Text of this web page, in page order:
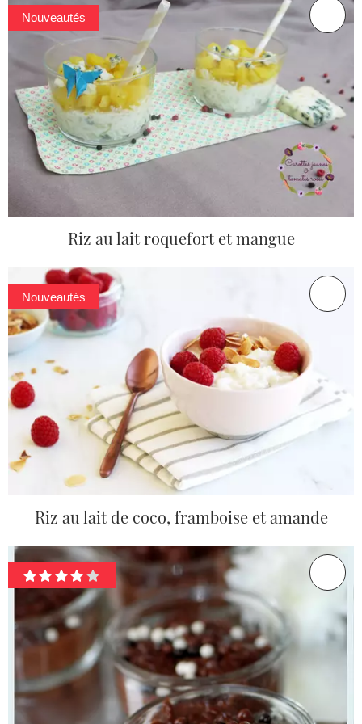
Nouveautés
Riz au lait roquefort et mangue
Nouveautés
Riz au lait de coco, framboise et amande